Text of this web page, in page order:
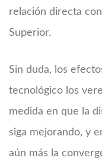
relación directa
Superior.
Sin duda, los
tecnológico los
medida en que la
siga mejorando, y
aún más la